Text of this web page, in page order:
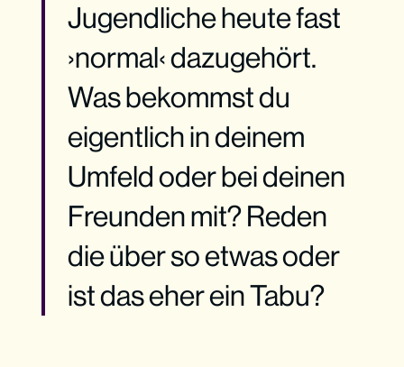
Jugendliche heute fast
›normal‹ dazugehört.
Was bekommst du
eigentlich in deinem
Umfeld oder bei deinen
Freunden mit? Reden
die über so etwas oder
ist das eher ein Tabu?